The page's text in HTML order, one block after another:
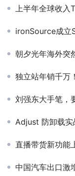
上半年全球收
ironSource成立
朝夕光年海外突然曝
独立站年销千万
刘强东大手笔，
Adjust 防卸载实
直播带货新功能上
中国汽车出口激